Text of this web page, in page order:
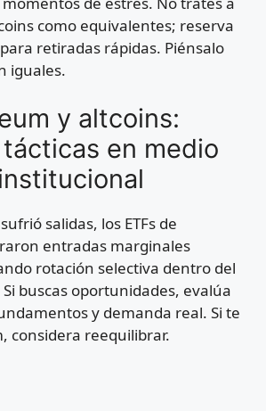
como equivalentes; reserva
retiradas rápidas. Piénsalo
iguales.
y altcoins:
en medio
salidas, los ETFs de
entradas marginales
rotación selectiva dentro del
buscas oportunidades, evalúa
y demanda real. Si te
considera reequilibrar.